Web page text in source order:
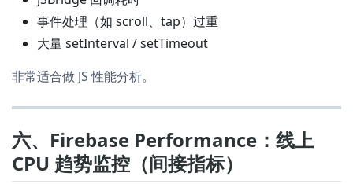
事件处理（如 scroll、tap）过重
大量 setInterval / setTimeout
非常适合做 JS 性能分析。
六、Firebase Performance：线上
CPU 趋势监控（间接指标）